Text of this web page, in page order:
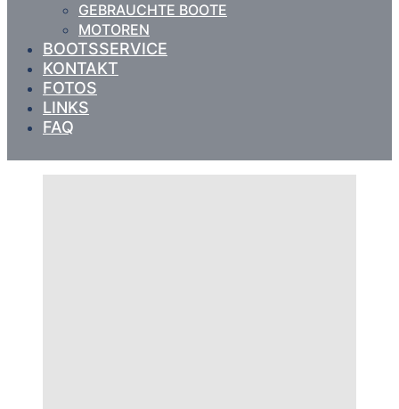
GEBRAUCHTE BOOTE
MOTOREN
BOOTSSERVICE
KONTAKT
FOTOS
LINKS
FAQ